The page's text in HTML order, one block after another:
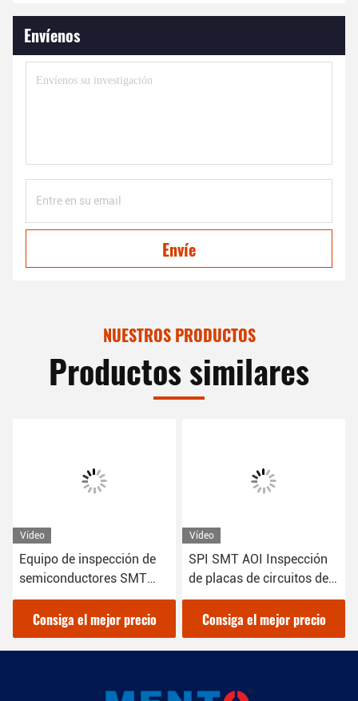
Envíenos
Envíe
NUESTROS PRODUCTOS
Productos similares
inspección de
SMT
automatizada
el mejor precio
SPI SMT AOI Inspección
de placas de circuitos de
máquinas para el control
de calidad
Consiga el mejor precio
Máquina
PCB